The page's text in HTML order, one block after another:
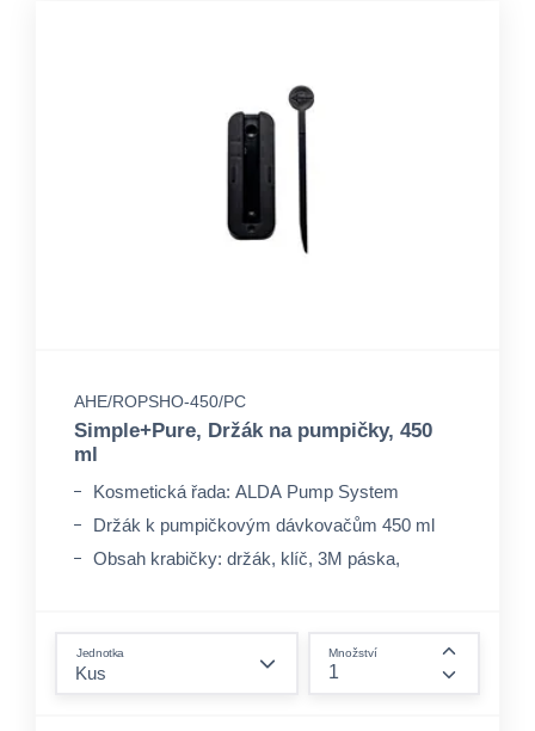
AHE/ROPSHO-450/PC
Simple+Pure, Držák na pumpičky, 450
ml
Kosmetická řada: ALDA Pump System
Držák k pumpičkovým dávkovačům 450 ml
Obsah krabičky: držák, klíč, 3M páska,
Jednotka Množství